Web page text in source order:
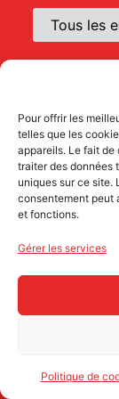
Pour offrir les
telles que les
appareils. Le fait
traiter des données
uniques sur ce site.
consentement peut
et fonctions.
Gérer les services
Politique de
Contrat
Entreprise
Pour retrouver
recherche.